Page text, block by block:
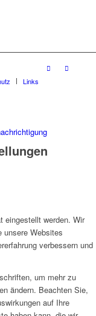
Links
eingestellt werden. Wir
unsere Websites
verbessern und
um mehr zu
ändern. Beachten Sie,
auf Ihre